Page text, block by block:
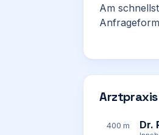
Am
400 m Dr.